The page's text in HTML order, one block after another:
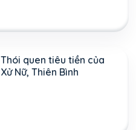
Thói quen tiêu tiền của
Xử Nữ, Thiên Bình